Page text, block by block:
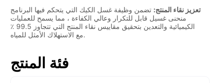
فئة المنتج